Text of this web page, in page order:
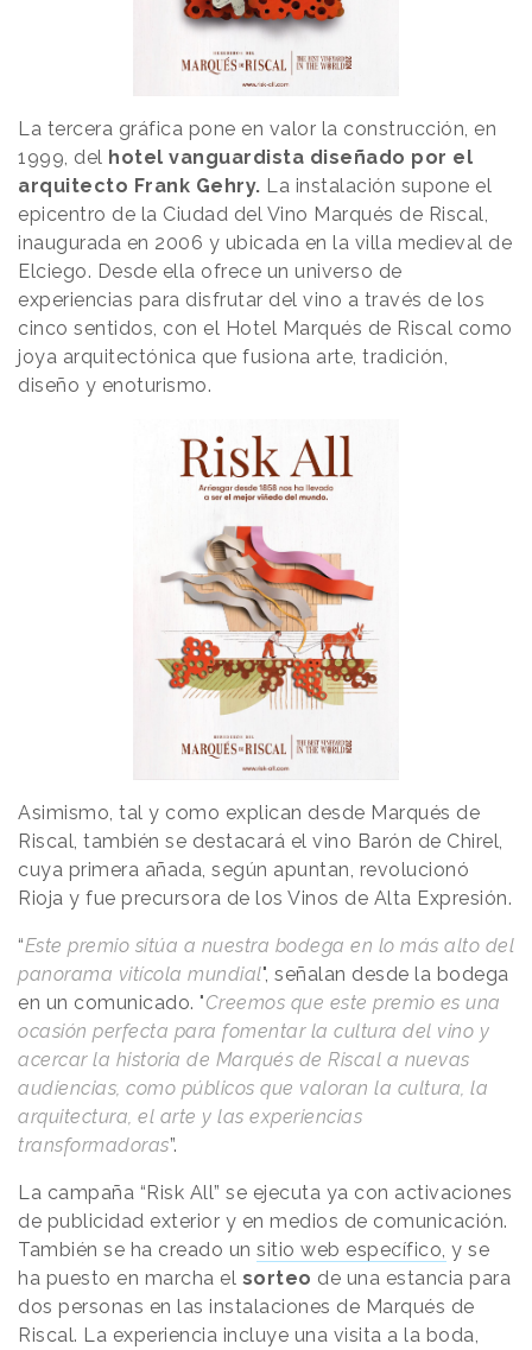
La tercera gráfica pone en valor la construcción, en
1999, del hotel vanguardista diseñado por el
arquitecto Frank Gehry. La instalación supone el
epicentro de la Ciudad del Vino Marqués de Riscal,
inaugurada en 2006 y ubicada en la villa medieval de
Elciego. Desde ella ofrece un universo de
experiencias para disfrutar del vino a través de los
cinco sentidos, con el Hotel Marqués de Riscal como
joya arquitectónica que fusiona arte, tradición,
diseño y enoturismo.
Asimismo, tal y como explican desde Marqués de
Riscal, también se destacará el vino Barón de Chirel,
cuya primera añada, según apuntan, revolucionó
Rioja y fue precursora de los Vinos de Alta Expresión.
“Este premio sitúa a nuestra bodega en lo más alto del
panorama vitícola mundial", señalan desde la bodega
en un comunicado. "Creemos que este premio es una
ocasión perfecta para fomentar la cultura del vino y
acercar la historia de Marqués de Riscal a nuevas
audiencias, como públicos que valoran la cultura, la
arquitectura, el arte y las experiencias
transformadoras”.
La campaña “Risk All” se ejecuta ya con activaciones
de publicidad exterior y en medios de comunicación.
También se ha creado un sitio web específico, y se
ha puesto en marcha el sorteo de una estancia para
dos personas en las instalaciones de Marqués de
Riscal. La experiencia incluye una visita a la boda,